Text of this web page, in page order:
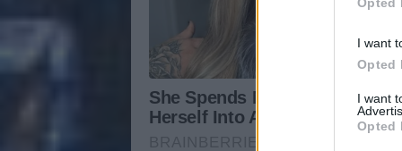
I want
Opted
I want
Opted